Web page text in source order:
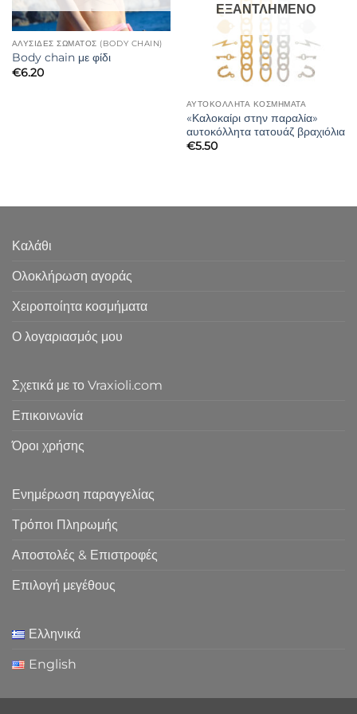
ΑΛΥΣΊΔΕΣ ΣΏΜΑΤΟΣ (BODY CHAIN)
Body chain με φίδι
€6.20
ΕΞΑΝΤΛΗΜΈΝΟ
ΑΥΤΟΚΟΛΛΗΤΑ ΚΟΣΜΗΜΑΤΑ
«Καλοκαίρι στην παραλία»
αυτοκόλλητα τατουάζ βραχιόλια
€5.50
Καλάθι
Ολοκλήρωση αγοράς
Χειροποίητα κοσμήματα
Ο λογαριασμός μου
Σχετικά με το Vraxioli.com
Επικοινωνία
Όροι χρήσης
Ενημέρωση παραγγελίας
Τρόποι Πληρωμής
Αποστολές & Επιστροφές
Επιλογή μεγέθους
Ελληνικά
English